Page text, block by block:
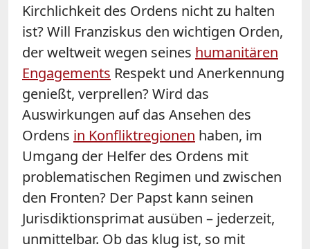
Kirchlichkeit des Ordens nicht zu halten
ist? Will Franziskus den wichtigen Orden,
der weltweit wegen seines humanitären
Engagements Respekt und Anerkennung
genießt, verprellen? Wird das
Auswirkungen auf das Ansehen des
Ordens in Konfliktregionen haben, im
Umgang der Helfer des Ordens mit
problematischen Regimen und zwischen
den Fronten? Der Papst kann seinen
Jurisdiktionsprimat ausüben – jederzeit,
unmittelbar. Ob das klug ist, so mit